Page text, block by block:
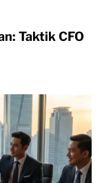
Taktik CFO